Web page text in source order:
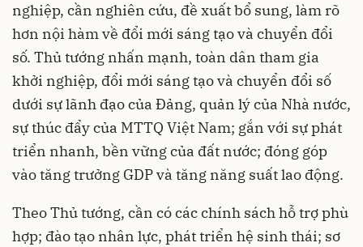
nghiệp, cần nghiên cứu, đề xuất bổ sung, làm rõ
hơn nội hàm về đổi mới sáng tạo và chuyển đổi
số. Thủ tướng nhấn mạnh, toàn dân tham gia
khởi nghiệp, đổi mới sáng tạo và chuyển đổi số
dưới sự lãnh đạo của Đảng, quản lý của Nhà nước,
sự thúc đẩy của MTTQ Việt Nam; gắn với sự phát
triển nhanh, bền vững của đất nước; đóng góp
vào tăng trưởng GDP và tăng năng suất lao động.
Theo Thủ tướng, cần có các chính sách hỗ trợ phù
hợp; đào tạo nhân lực, phát triển hệ sinh thái; sơ